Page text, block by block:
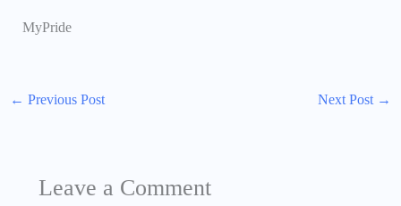
MyPride
← Previous Post Next Post →
Leave a Comment